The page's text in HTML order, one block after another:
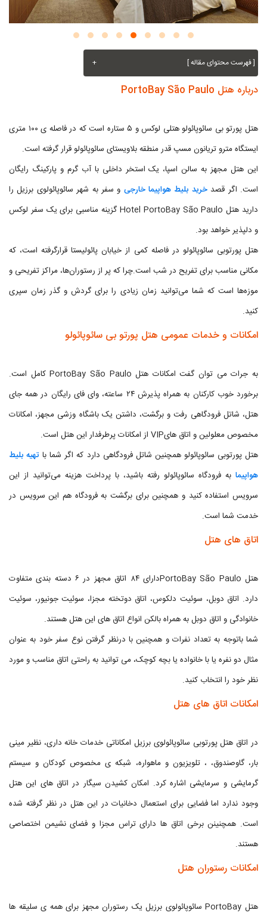
[ فهرست محتوای مقاله ] +
درباره هتل PortoBay São Paulo
هتل پورتو بی سائوپائولو هتلی لوکس و ۵ ستاره است که در فاصله ی ۱۰۰ متری
ایستگاه مترو تریانون مسپ قدر منطقه بلاویستای سائوپائولو قرار گرفته است.
این هتل مجهز به سالن اسپا، یک استخر داخلی با آب گرم و پارکینگ رایگان
است. اگر قصدخرید بلیط هواپیما خارجی و سفر به شهر سائوپائولوی برزیل را
دارید هتل Hotel PortoBay São Paulo گزینه مناسبی برای یک سفر لوکس
و دلپذیر خواهد بود.
هتل پورتوبی سائوپائولو در فاصله کمی از خیابان پائولیستا قرارگرفته است، که
مکانی مناسب برای تفریح در شب است.چرا که پر از رستوران‌ها، مراکز تفریحی و
موزه‌ها است که شما می‌توانید زمان زیادی را برای گردش و گذر زمان سپری
کنید.
امکانات و خدمات عمومی هتل پورتو بی سائوپائولو
به جرات می توان گفت امکانات هتل PortoBay São Paulo کامل است.
برخورد خوب کارکنان به همراه پذیرش ۲۴ ساعته، وای فای رایگان در همه جای
هتل، شاتل فرودگاهی رفت و برگشت، داشتن یک باشگاه وزشی مجهز، امکانات
مخصوص معلولین و اتاق هایVIP از امکانات پرطرفدار این هتل است.
هتل پورتوبی سائوپائولو همچنین شاتل فرودگاهی دارد که اگر شما باتهیه بلیط
هواپیما به فرودگاه سائوپائولو رفته باشید، با پرداخت هزینه می‌توانید از این
سرویس استفاده کنید و همچنین برای برگشت به فرودگاه هم این سرویس در
خدمت شما است.
اتاق های هتل
هتل PortoBay São Pauloدارای ۸۴ اتاق مجهز در ۶ دسته بندی متفاوت
دارد. اتاق دوبل، سوئیت دلکوس، اتاق دوتخته مجزا، سوئیت جونیور، سوئیت
خانوادگی و اتاق دوبل به همراه بالکن انواع اتاق های این هتل هستند.
شما باتوجه به تعداد نفرات و همچنین با درنظر گرفتن نوع سفر خود به عنوان
مثال دو نفره یا با خانواده یا بچه کوچک، می توانید به راحتی اتاق مناسب و مورد
نظر خود را انتخاب کنید.
امکانات اتاق های هتل
در اتاق هتل پورتوبی سائوپائولوی برزیل امکاناتی خدمات خانه داری، نظیر مینی
بار، گاوصندوق، ، تلویزیون و ماهواره، شبکه ی مخصوص کودکان و سیستم
گرمایشی و سرمایشی اشاره کرد. امکان کشیدن سیگار در اتاق های این هتل
وجود ندارد اما فضایی برای استعمال دخانیات در این هتل در نظر گرفته شده
است. همچنینن برخی اتاق ها دارای تراس مجزا و فضای نشیمن اختصاصی
هستند.
امکانات رستوران هتل
هتل PortoBay سائوپائولوی برزیل یک رستوران مجهز برای همه ی سلیقه ها